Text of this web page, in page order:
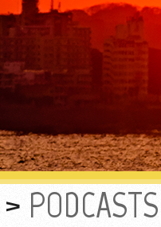
PODCASTS